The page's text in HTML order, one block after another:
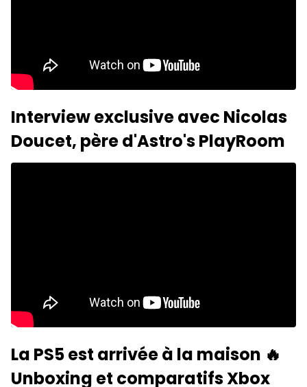
Interview exclusive avec Nicolas
Doucet, père d'Astro's PlayRoom
La PS5 est arrivée à la maison 🔥
Unboxing et comparatifs Xbox